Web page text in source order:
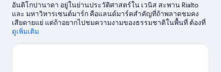
อันติโกปานาดา อยู่ในย่านประวัติศาสตร์ใน เวนิส สะพาน Rialto
และ มหาวิหารเซนต์มาร์ก คือแลนด์มาร์คสำคัญที่ถ้าพลาดชมคง
เสียดายแย่ แต่ถ้าอยากไปชมความงามของธรรมชาติในพื้นที่ ต้องที่
นี่เลย หาดลิโด ออฟ เวนิส และ Marina di Venezia นักเดินทางควร
ไปออกรอบกอล์ฟหรือจะออกไปตลุยกับกิจกรรมที่ให้คุณได้ออกกำลัง
ดูเพิ่มเติม